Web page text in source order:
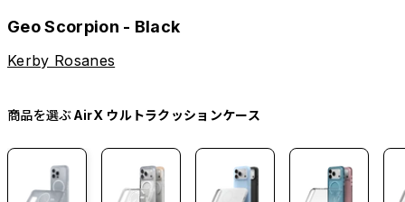
Geo Scorpion - Black
Kerby Rosanes
商品を選ぶAirX ウルトラクッションケース